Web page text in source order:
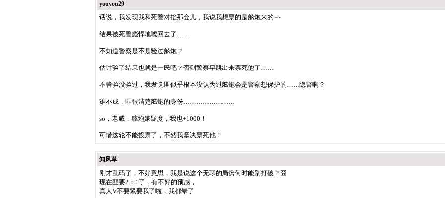
youyou29
话说，我发现我和死警对掐那会儿，我说我想票的是舷炮来的~~
结果被死警彪悍地唬回去了……
不知道警察是不是验过舷炮？
估计验了结果也就是一民吧？否则警察早跳出来票死他了……
不管验没验过，我发觉匪似乎根本没认为过舷炮会是警察想保护的……隐警啊？
难不成，匪很清楚舷炮的身份……………………
so，老威，舷炮嫌疑度，我也+1000！
可惜这轮不能投票了，不然我坚决票死他！
知风草
刚才乱码了，不好意思，我是说这个无聊的局势何时能别打破？囧
现在匪要2：1了，有不好的预感，
真人V不要紧要我了啦，我都晕了